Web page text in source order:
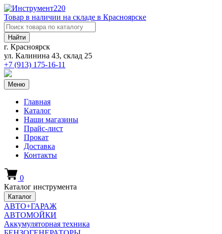
Товар в наличии на складе в Красноярске
Найти
г. Красноярск
ул. Калинина 43, склад 25
+7 (913) 175-16-11
Меню
Главная
Каталог
Наши магазины
Прайс-лист
Прокат
Доставка
Контакты
0
Каталог инструмента
Каталог
АВТО+ГАРАЖ
АВТОМОЙКИ
Аккумуляторная техника